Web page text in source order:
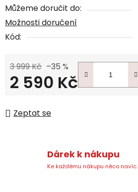
Můžeme doručit do:
Možnosti doručení
Kód:
3 999 Kč –35 %
2 590 Kč
Zeptat se
Dárek k nákupu
Ke každému nákupu něco navíc.